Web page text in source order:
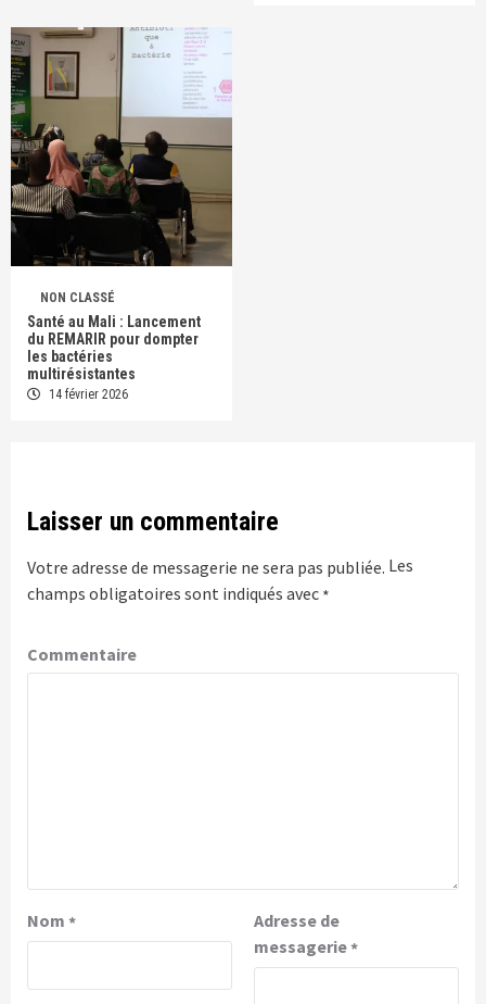
NON CLASSÉ
Santé au Mali : Lancement
du REMARIR pour dompter
les bactéries
multirésistantes
14 février 2026
Laisser un commentaire
Votre adresse de messagerie ne sera pas publiée. Les
champs obligatoires sont indiqués avec *
Commentaire
Nom *
Adresse de
messagerie*